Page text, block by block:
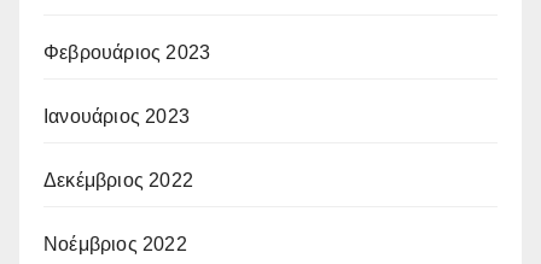
Φεβρουάριος 2023
Ιανουάριος 2023
Δεκέμβριος 2022
Νοέμβριος 2022